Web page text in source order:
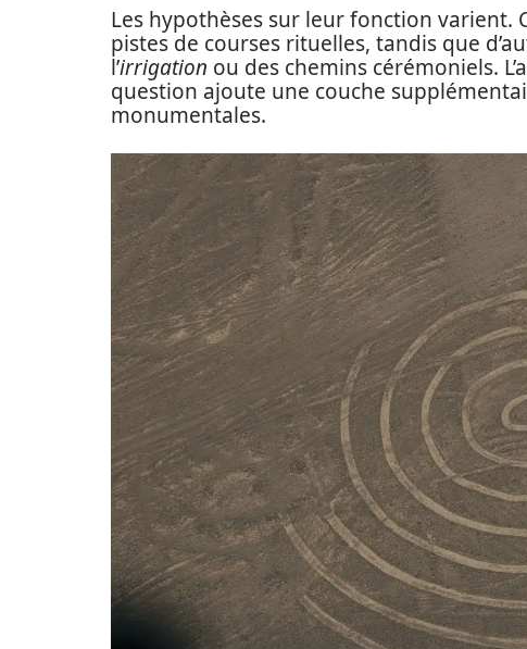
Les hypothèses sur leur fonction varient.
pistes de courses rituelles, tandis que
l’irrigation ou des chemins cérémoniels.
question ajoute une couche
monumentales.